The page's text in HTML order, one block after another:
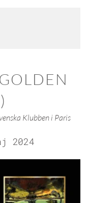
Klubben i Paris
2024